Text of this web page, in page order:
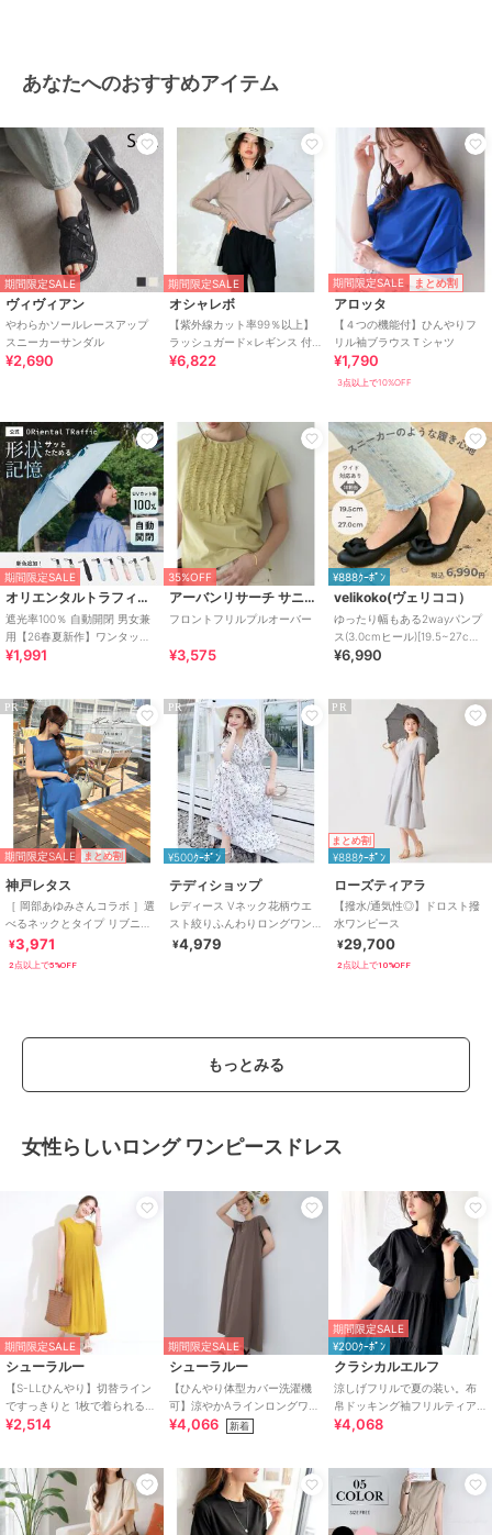
あなたへのおすすめアイテム
期間限定SALE
ヴィヴィアン
やわらかソールレースアップ
スニーカーサンダル
¥2,690
期間限定SALE
オシャレボ
【紫外線カット率99％以上】
ラッシュガード×レギンス 付
き タンキニ
¥6,822
期間限定SALE まとめ割
アロッタ
【４つの機能付】ひんやりフ
リル袖ブラウスＴシャツ
¥1,790
3点以上で10%OFF
期間限定SALE
オリエンタルトラフィック
遮光率100％ 自動開閉 男女兼
用【26春夏新作】ワンタッチ
晴雨兼用 折りたたみ傘 /G-
¥1,991
35%OFF
アーバンリサーチ サニーレーベル
フロントフリルプルオーバー
¥3,575
¥888ｸｰﾎﾟﾝ
velikoko(ヴェリココ）
ゆったり幅もある2wayパンプ
ス(3.0cmヒール)[19.5~27cm]
ラクチンきれいシューズ
¥6,990
PR
期間限定SALE まとめ割
神戸レタス
［ 岡部あゆみさんコラボ ］選
べるネックとタイプ リブニッ
トノースリーブワンピース
[E3004]
¥3,971
2点以上で5%OFF
PR
¥500ｸｰﾎﾟﾝ
テディショップ
レディース Vネック花柄ウエ
スト絞りふんわりロングワン
ピース
¥4,979
PR
まとめ割
¥888ｸｰﾎﾟﾝ
ローズティアラ
【撥水/通気性◎】ドロスト撥
水ワンピース
¥29,700
2点以上で10%OFF
もっとみる
女性らしいロング ワンピースドレス
期間限定SALE
シューラルー
【S-LLひんやり】切替ライン
ですっきりと 1枚で着られるロ
ングワンピース
¥2,514
期間限定SALE
シューラルー
【ひんやり体型カバー洗濯機
可】涼やかAラインロングワン
ピース
¥4,066 新着
期間限定SALE
¥200ｸｰﾎﾟﾝ
クラシカルエルフ
涼しげフリルで夏の装い。布
帛ドッキング袖フリルティア
ードワンピース(ロング丈)
¥4,068